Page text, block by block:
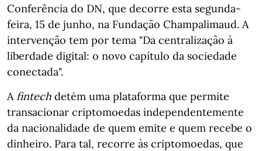
Conferência do DN, que decorre esta segunda-
feira, 15 de junho, na Fundação Champalimaud. A
intervenção tem por tema "Da centralização à
liberdade digital: o novo capítulo da sociedade
conectada".
A fintech detém uma plataforma que permite
transacionar criptomoedas independentemente
da nacionalidade de quem emite e quem recebe o
dinheiro. Para tal, recorre às criptomoedas, que